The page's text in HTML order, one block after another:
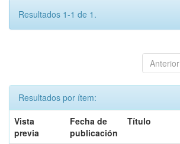
Resultados 1-1 de 1.
Anterior
Resultados por ítem:
Vista
previa
Fecha de
publicación
Título